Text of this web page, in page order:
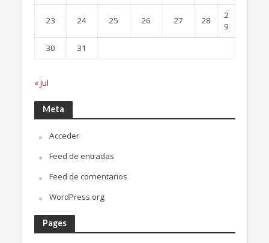
23 24 25 26 27 28
2
9
30
31
« Jul
Meta
Acceder
Feed de entradas
Feed de comentarios
WordPress.org
Pages